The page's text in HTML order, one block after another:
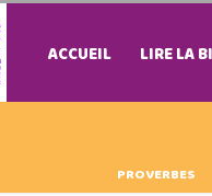
ACCUEIL LIRE LA
PROVERBES